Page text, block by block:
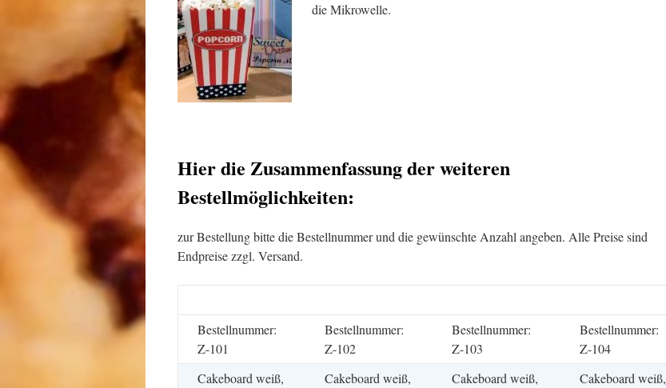
die Mikrowelle.
Hier die Zusammenfassung der weiteren
Bestellmöglichkeiten:
zur Bestellung bitte die Bestellnummer und die gewünschte Anzahl angeben. Alle Preise sind
Endpreise zzgl. Versand.
Bestellnummer:
Z-101
Bestellnummer:
Z-102
Bestellnummer:
Z-103
Bestellnummer:
Z-104
Cakeboard weiß,
Cakeboard weiß,
Cakeboard weiß,
Cakeboard weiß,